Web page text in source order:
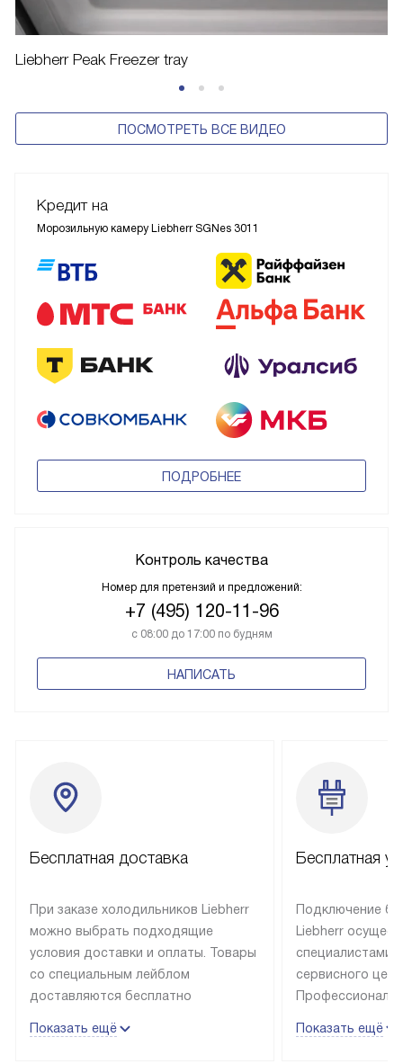
Liebherr Peak Freezer tray
ПОСМОТРЕТЬ ВСЕ ВИДЕО
Кредит на
Морозильную камеру Liebherr SGNes 3011
ПОДРОБНЕЕ
Контроль качества
Номер для претензий и предложений:
+7 (495) 120-11-96
с 08:00 до 17:00 по будням
НАПИСАТЬ
Бесплатная доставка
При заказе холодильников Liebherr
можно выбрать подходящие
условия доставки и оплаты. Товары
со специальным лейблом
доставляются бесплатно
до подъезда, выезд за МКАД
Показать ещё
Бесплатная
Подключение
Liebherr
специалистами
сервисного
эксплуатации
Показать ещё